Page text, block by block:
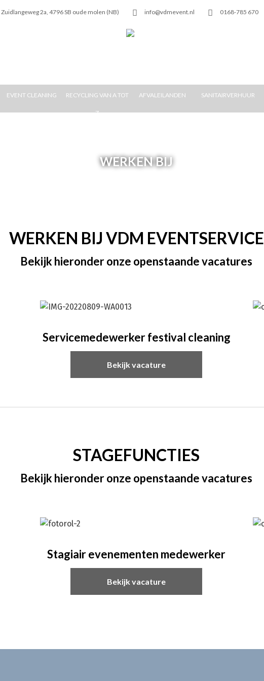
Zuidlangeweg 2a, 4796 SB oude molen (NB) info@vdmevent.nl 0168-785 670
EVENT CLEANING RECYCLING VAN A TOT
Z
AFVALEILANDEN SANITAIRVERHUUR
WERKEN BIJ
WERKEN BIJ VDM EVENTSERVICE
Bekijk hieronder onze openstaande vacatures
Servicemedewerker festival cleaning
Bekijk vacature
STAGEFUNCTIES
Bekijk hieronder onze openstaande vacatures
Stagiair evenementen medewerker
Bekijk vacature